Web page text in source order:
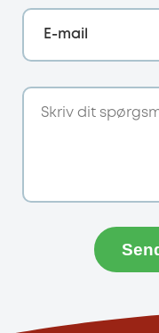
E-mail